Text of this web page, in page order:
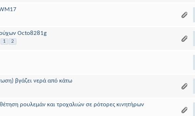
Octo8281g
1 2
βγάζει νερά από κάτω
ρουλεμάν και τροχαλιών σε ρότορες κινητήρων